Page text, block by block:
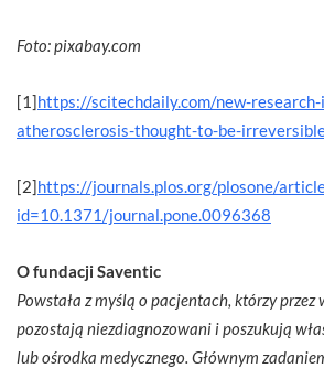
Foto: pixabay.com
[1]https://scitechdaily.com/new-
atherosclerosis-thought-to-be-
[2]https://journals.plos.org/plosone/
id=10.1371/journal.pone.0096368
O fundacji Saventic
Powstała z myślą o pacjentach, którzy
pozostają niezdiagnozowani i poszukują
lub ośrodka medycznego. Głównym